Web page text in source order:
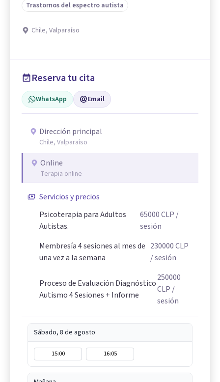
Trastornos del espectro autista
Chile, Valparaíso
Reserva tu cita
WhatsApp Email
Dirección principal
Chile, Valparaíso
Online
Terapia online
Servicios y precios
Psicoterapia para Adultos
Autistas.
65000CLP /
sesión
Membresía 4 sesiones al mes de
una vez a la semana
230000CLP
/ sesión
Proceso de Evaluación Diagnóstico
Autismo 4 Sesiones + Informe
250000
CLP /
sesión
Sábado, 8 de agosto
15:00 16:05